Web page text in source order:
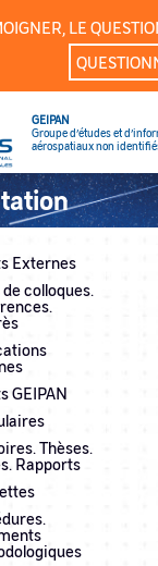
LE
GEIPAN
Groupe d’études et
aérospatiaux non
Externes
colloques.
GEIPAN
Thèses.
Rapports